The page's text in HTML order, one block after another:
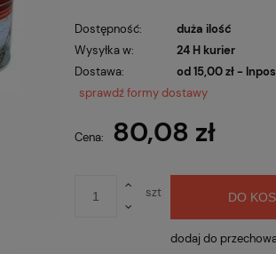
Dostępność:
duża ilość
Wysyłka w:
24 H kurier
Dostawa:
od 15,00 zł -
płatności
sprawdź formy dostawy
Cena: 80,08 zł
szt DO
dodaj do